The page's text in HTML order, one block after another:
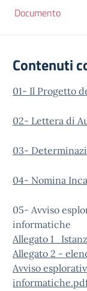
Documento
Contenuti
01- Il Progetto
02- Lettera di
03-
04- Nomina
05- Avviso
informatiche
Allegato
Allegato 2 -
Avviso